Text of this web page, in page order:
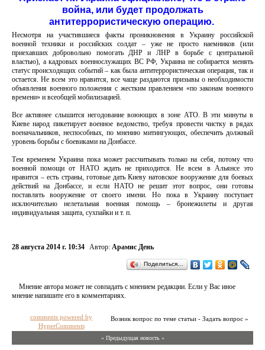
война, или будет продолжать
антитеррористическую операцию.
Несмотря на участившиеся факты проникновения в Украину российской
военной техники и российских солдат – уже не просто наемников (или
приехавших добровольно помогать ДНР и ЛНР в борьбе с центральной
властью), а кадровых военнослужащих ВС РФ, Украина не собирается менять
статус происходящих событий – как была антитеррористическая операция, так и
остается. Не всем это нравится, все чаще раздаются призывы о необходимости
объявления военного положения с жестким правлением «по законам военного
времени» и всеобщей мобилизацией.
Все активнее слышится негодование воюющих в зоне АТО. В эти минуты в
Киеве народ пикетирует военное ведомство, требуя провести чистку в рядах
военачальников, неспособных, по мнению митингующих, обеспечить должный
уровень борьбы с боевиками на Донбассе.
Тем временем Украина пока может рассчитывать только на себя, потому что
военной помощи от НАТО ждать не приходится. Не всем в Альянсе это
нравится – есть страны, готовые дать Киеву натовское вооружение для боевых
действий на Донбассе, и если НАТО не решит этот вопрос, они готовы
поставлять вооружение от своего имени. Но пока в Украину поступает
исключительно нелетальная военная помощь – бронежилеты и другая
индивидуальная защита, сухпайки и т. п.
28 августа 2014 г. 10:34 Автор: Арамис День
Поделиться…
Мнение автора может не совпадать с мнением редакции. Если у Вас иное
мнение напишите его в комментариях.
Возник вопрос по теме статьи - Задать вопрос »
comments powered by
HyperComments
« Предыдущая новость «